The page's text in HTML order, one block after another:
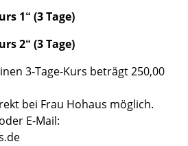
1“ (3 Tage)
2“ (3 Tage)
3-Tage-Kurs beträgt 250,00
bei Frau Hohaus möglich.
E-Mail: